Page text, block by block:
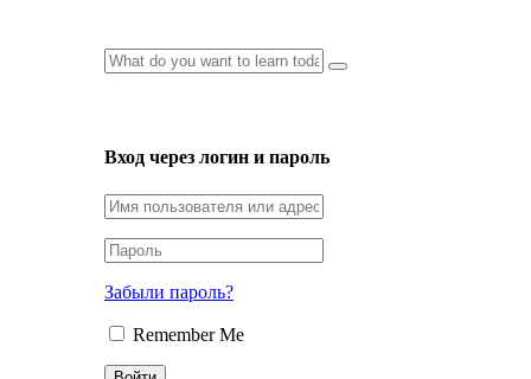
Вход через логин и пароль
Забыли пароль?
Remember Me